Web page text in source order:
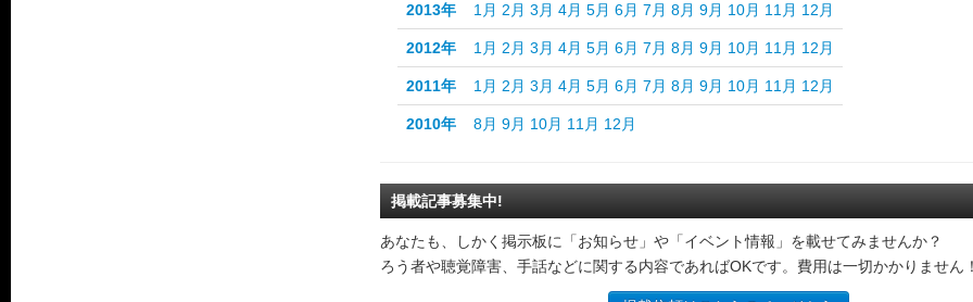
2013年 1月 2月 3月 4月 5月 6月 7月 8月 9月 10月 11月 12月
2012年 1月 2月 3月 4月 5月 6月 7月 8月 9月 10月 11月 12月
2011年 1月 2月 3月 4月 5月 6月 7月 8月 9月 10月 11月 12月
2010年 8月 9月 10月 11月 12月
掲載記事募集中!
あなたも、しかく掲示板に「お知らせ」や「イベント情報」を載せてみませんか？
ろう者や聴覚障害、手話などに関する内容であればOKです。費用は一切かかりません